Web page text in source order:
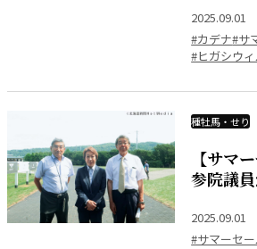
2025.09.01
#カデナ#サ
#ヒガシウ
種牡馬・せり
【サマ
参院議
2025.09.01
#サマーセ